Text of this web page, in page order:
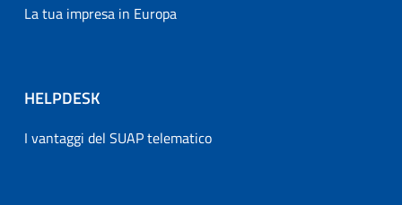
La tua impresa in Europa
HELPDESK
I vantaggi del SUAP telematico